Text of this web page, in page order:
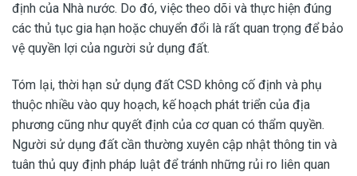
định của Nhà nước. Do đó, việc theo dõi và thực hiện đúng
các thủ tục gia hạn hoặc chuyển đổi là rất quan trọng để bảo
vệ quyền lợi của người sử dụng đất.
Tóm lại, thời hạn sử dụng đất CSD không cố định và phụ
thuộc nhiều vào quy hoạch, kế hoạch phát triển của địa
phương cũng như quyết định của cơ quan có thẩm quyền.
Người sử dụng đất cần thường xuyên cập nhật thông tin và
tuân thủ quy định pháp luật để tránh những rủi ro liên quan